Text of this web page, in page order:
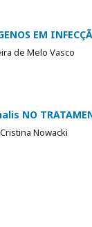
EM
de Melo Vasco
NO
Nowacki